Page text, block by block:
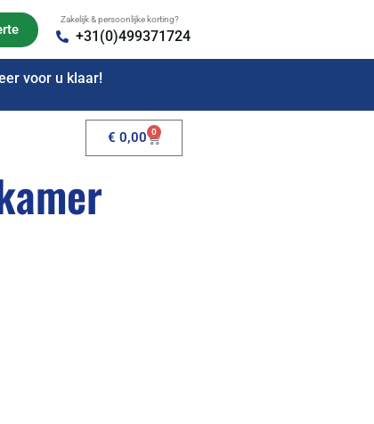
Zakelijk & persoonlijke korting?
+31(0)499371724
voor u klaar!
€ 0,00 0